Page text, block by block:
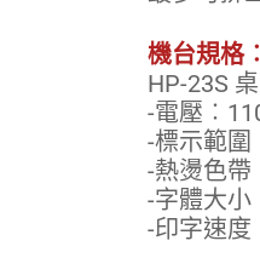
機台規格︰
HP-23S
-電壓
-標示範
-熱燙色
-字體大
-印字速